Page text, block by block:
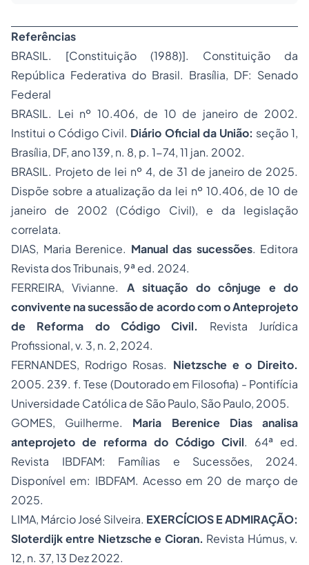
Referências
BRASIL. [Constituição (1988)]. Constituição da
República Federativa do Brasil. Brasília, DF: Senado
Federal
BRASIL. Lei nº 10.406, de 10 de janeiro de 2002.
Institui o Código Civil. Diário Oficial da União: seção 1,
Brasília, DF, ano 139, n. 8, p. 1-74, 11 jan. 2002.
BRASIL. Projeto de lei nº 4, de 31 de janeiro de 2025.
Dispõe sobre a atualização da lei nº 10.406, de 10 de
janeiro de 2002 (Código Civil), e da legislação
correlata.
DIAS, Maria Berenice. Manual das sucessões. Editora
Revista dos Tribunais, 9ª ed. 2024.
FERREIRA, Vivianne. A situação do cônjuge e do
convivente na sucessão de acordo com o Anteprojeto
de Reforma do Código Civil.
Revista Jurídica
Profissional, v. 3, n. 2, 2024.
FERNANDES, Rodrigo Rosas. Nietzsche e o Direito.
2005. 239. f. Tese (Doutorado em Filosofia) - Pontifícia
Universidade Católica de São Paulo, São Paulo, 2005.
GOMES, Guilherme. Maria Berenice Dias analisa
anteprojeto de reforma do Código Civil. 64ª ed.
Revista IBDFAM: Famílias e Sucessões, 2024.
Disponível em: IBDFAM. Acesso em 20 de março de
2025.
LIMA, Márcio José Silveira. EXERCÍCIOS E ADMIRAÇÃO:
Sloterdijk entre Nietzsche e Cioran. Revista Húmus, v.
12, n. 37, 13 Dez 2022.